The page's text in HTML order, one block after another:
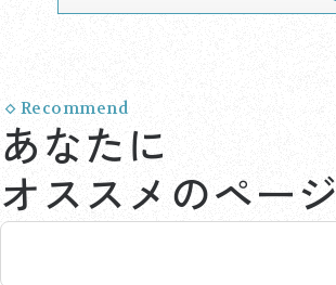
Recommend
あなたに
オススメのページ